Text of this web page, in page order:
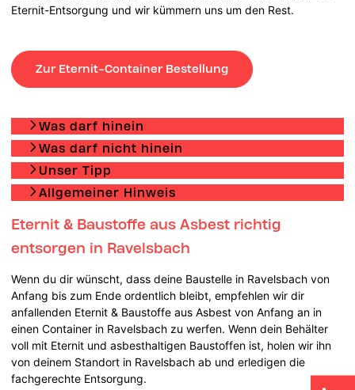
Eternit-Entsorgung und wir kümmern uns um den Rest.
Zur Eternit-Container Bestellung
Was darf hinein
Was darf nicht hinein
Unser Tipp
Allgemeiner Hinweis
Eternit & Baustoffe aus Asbest richtig
entsorgen in Ravelsbach
Wenn du dir wünscht, dass deine Baustelle in Ravelsbach von
Anfang bis zum Ende ordentlich bleibt, empfehlen wir dir
anfallenden Eternit & Baustoffe aus Asbest von Anfang an in
einen Container in Ravelsbach zu werfen. Wenn dein Behälter
voll mit Eternit und asbesthaltigen Baustoffen ist, holen wir ihn
von deinem Standort in Ravelsbach ab und erledigen die
fachgerechte Entsorgung.